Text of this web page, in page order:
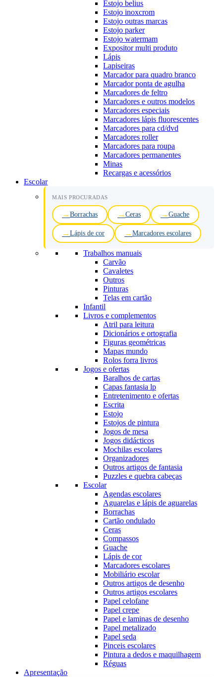
Estojo belius
Estojo inoxcrom
Estojo outras marcas
Estojo parker
Estojo watermam
Expositor multi produto
Lápis
Lapiseiras
Marcador para quadro branco
Marcador ponta de agulha
Marcadores de feltro
Marcadores e outros modelos
Marcadores especiais
Marcadores lápis fluorescentes
Marcadores para cd/dvd
Marcadores roller
Marcadores para roupa
Marcadores permanentes
Minas
Recargas e acessórios
Escolar
MAIS PROCURADAS
Borrachas Ceras Guache
Lápis de cor Marcadores escolares
Trabalhos manuais
Carvão
Cavaletes
Outros
Pinturas
Telas em cartão
Infantil
Livros e complementos
Atril para leitura
Dicionários e ortografia
Figuras geométricas
Mapas mundo
Rolos forra livros
Jogos e ofertas
Baralhos de cartas
Capas fantasia lp
Entretenimento e ofertas
Escrita
Estojo
Estojos de pintura
Jogos de mesa
Jogos didácticos
Mochilas escolares
Organizadores
Outros artigos de fantasia
Puzzles e quebra cabeças
Escolar
Agendas escolares
Aguarelas e lápis de aguarelas
Borrachas
Cartão ondulado
Ceras
Compassos
Guache
Lápis de cor
Marcadores escolares
Mobiliário escolar
Outros artigos de desenho
Outros artigos escolares
Papel celofane
Papel crepe
Papel e laminas de desenho
Papel metalizado
Papel seda
Pinceis escolares
Pintura a dedos e maquilhagem
Réguas
Apresentação